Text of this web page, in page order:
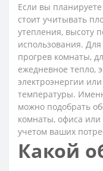
Если вы
стоит учитывать
утепления, высоту
использования.
прогрев комнаты,
ежедневное тепло,
электроэнергии
температуры.
можно подобрать
комнаты, офиса
учетом ваших
Какой